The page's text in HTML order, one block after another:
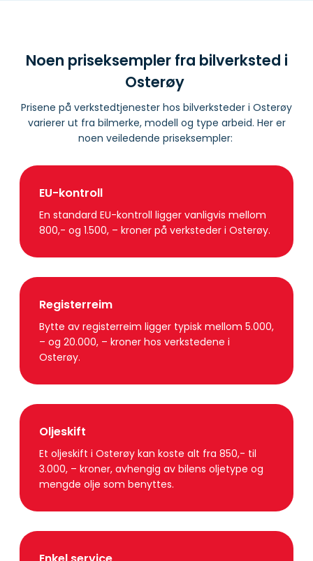
Noen priseksempler fra bilverksted i
Osterøy
Prisene på verkstedtjenester hos bilverksteder i Osterøy
varierer ut fra bilmerke, modell og type arbeid. Her er
noen veiledende priseksempler:
EU-kontroll
En standard EU-kontroll ligger vanligvis mellom
800,- og 1.500, – kroner på verksteder i Osterøy.
Registerreim
Bytte av registerreim ligger typisk mellom 5.000,
– og 20.000, – kroner hos verkstedene i
Osterøy.
Oljeskift
Et oljeskift i Osterøy kan koste alt fra 850,- til
3.000, – kroner, avhengig av bilens oljetype og
mengde olje som benyttes.